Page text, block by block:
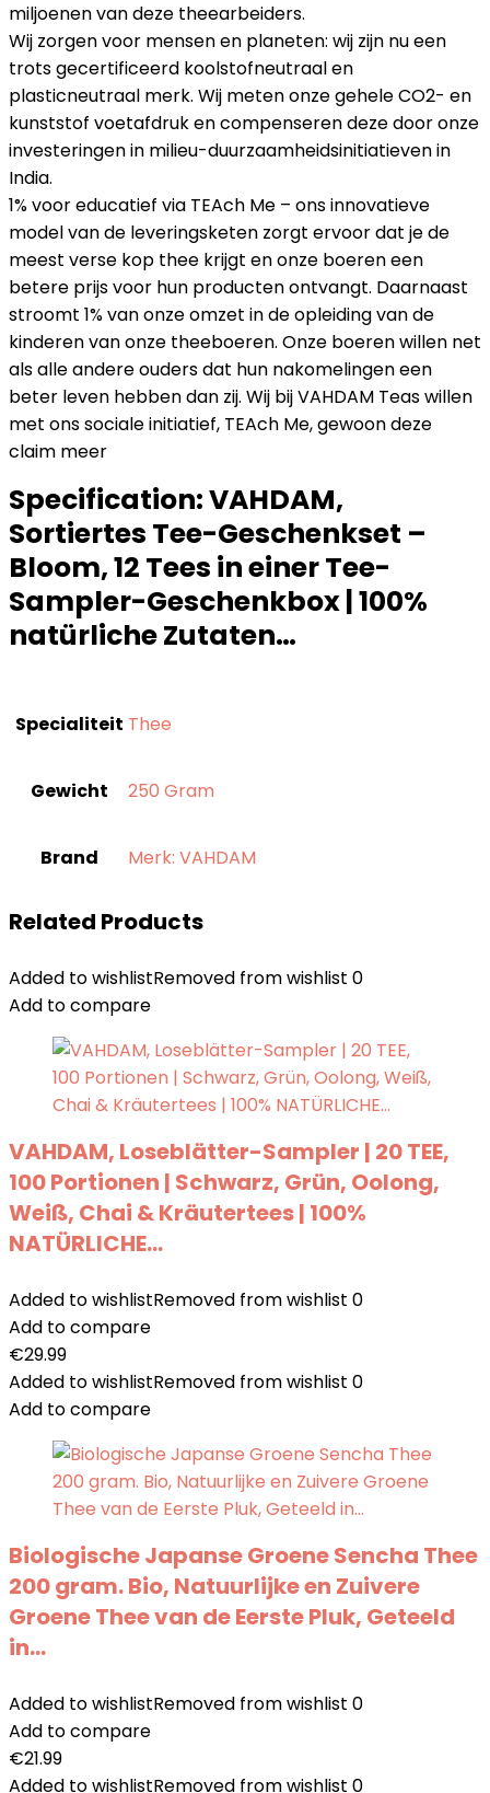
miljoenen van deze theearbeiders.
Wij zorgen voor mensen en planeten: wij zijn nu een
trots gecertificeerd koolstofneutraal en
plasticneutraal merk. Wij meten onze gehele CO2- en
kunststof voetafdruk en compenseren deze door onze
investeringen in milieu-duurzaamheidsinitiatieven in
India.
1% voor educatief via TEAch Me – ons innovatieve
model van de leveringsketen zorgt ervoor dat je de
meest verse kop thee krijgt en onze boeren een
betere prijs voor hun producten ontvangt. Daarnaast
stroomt 1% van onze omzet in de opleiding van de
kinderen van onze theeboeren. Onze boeren willen net
als alle andere ouders dat hun nakomelingen een
beter leven hebben dan zij. Wij bij VAHDAM Teas willen
met ons sociale initiatief, TEAch Me, gewoon deze
claim meer
Specification:VAHDAM,
Sortiertes Tee-Geschenkset –
Bloom, 12 Tees in einer Tee-
Sampler-Geschenkbox | 100%
natürliche Zutaten…
Specialiteit ‎Thee
Gewicht ‎250 Gram
Brand Merk: VAHDAM
Related Products
Added to wishlistRemoved from wishlist 0
Add to compare
VAHDAM, Loseblätter-Sampler | 20 TEE,
100 Portionen | Schwarz, Grün, Oolong,
Weiß, Chai & Kräutertees | 100%
NATÜRLICHE…
Added to wishlistRemoved from wishlist 0
Add to compare
€29.99
Added to wishlistRemoved from wishlist 0
Add to compare
Biologische Japanse Groene Sencha Thee
200 gram. Bio, Natuurlijke en Zuivere
Groene Thee van de Eerste Pluk, Geteeld
in…
Added to wishlistRemoved from wishlist 0
Add to compare
€21.99
Added to wishlistRemoved from wishlist 0